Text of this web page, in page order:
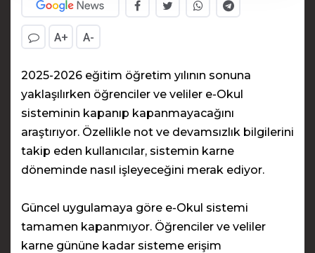
A+ A-
2025-2026 eğitim öğretim yılının sonuna
yaklaşılırken öğrenciler ve veliler e-Okul
sisteminin kapanıp kapanmayacağını
araştırıyor. Özellikle not ve devamsızlık bilgilerini
takip eden kullanıcılar, sistemin karne
döneminde nasıl işleyeceğini merak ediyor.
Güncel uygulamaya göre e-Okul sistemi
tamamen kapanmıyor. Öğrenciler ve veliler
karne gününe kadar sisteme erişim